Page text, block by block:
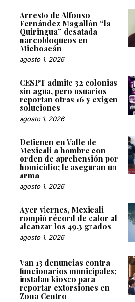
Arresto de Alfonso
Fernández Magallón “la
Quiringua” desatada
narcobloqueos en
Michoacán
agosto 1, 2026
CESPT admite 32 colonias
sin agua, pero usuarios
reportan otras 16 y exigen
soluciones
agosto 1, 2026
Detienen en Valle de
Mexicali a hombre con
orden de aprehensión por
homicidio; le aseguran un
arma
agosto 1, 2026
Ayer viernes, Mexicali
rompió récord de calor al
alcanzar los 49.3 grados
agosto 1, 2026
Van 13 denuncias contra
funcionarios municipales;
instalan kiosco para
reportar extorsiones en
Zona Centro